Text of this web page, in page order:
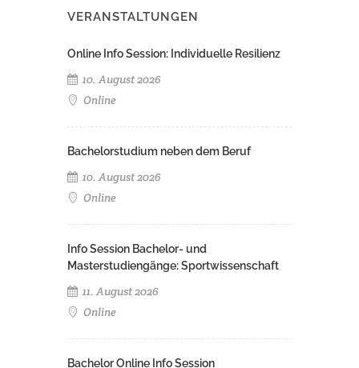
VERANSTALTUNGEN
Online Info Session: Individuelle Resilienz
10. August 2026
Online
Bachelorstudium neben dem Beruf
10. August 2026
Online
Info Session Bachelor- und
Masterstudiengänge: Sportwissenschaft
11. August 2026
Online
Bachelor Online Info Session